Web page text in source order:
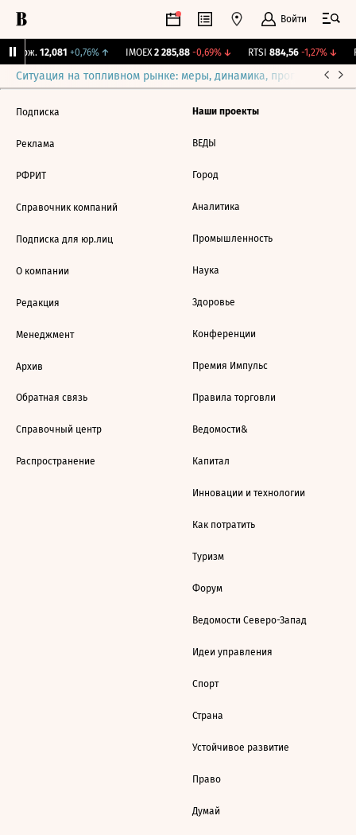
Войти
Бирж. 12,081 +0,76%↑ IMOEX 2 285,88 -0,69%↓ RTSI 884,56 -1,27%↓
Ситуация на топливном рынке: меры, динамика, прогнозы
Подписка
Реклама
РФРИТ
Справочник компаний
Подписка для юр.лиц
О компании
Редакция
Менеджмент
Архив
Обратная связь
Справочный центр
Распространение
Наши проекты
ВЕДЫ
Город
Аналитика
Промышленность
Наука
Здоровье
Конференции
Премия Импульс
Правила торговли
Ведомости&
Капитал
Инновации и технологии
Как потратить
Туризм
Форум
Ведомости Северо-Запад
Идеи управления
Спорт
Страна
Устойчивое развитие
Право
Думай